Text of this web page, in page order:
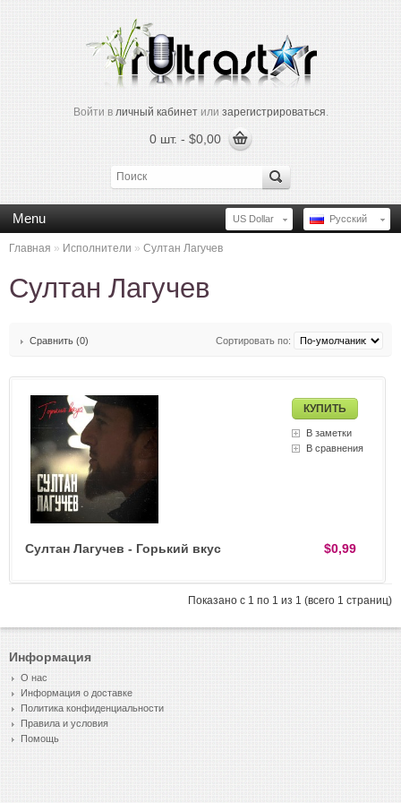
Войти в личный кабинетили зарегистрироваться.
0 шт. - $0,00
Русский
US Dollar
Menu
Главная » Исполнители » Султан Лагучев
Султан Лагучев
Сравнить (0) Сортировать по:
В заметки
В сравнения
$0,99
Султан Лагучев - Горький вкус
Показано с 1 по 1 из 1 (всего 1 страниц)
Информация
О нас
Информация о доставке
Политика конфиденциальности
Правила и условия
Помощь